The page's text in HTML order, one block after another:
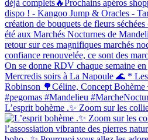
L’esprit bohème .✨ Zoom sur les